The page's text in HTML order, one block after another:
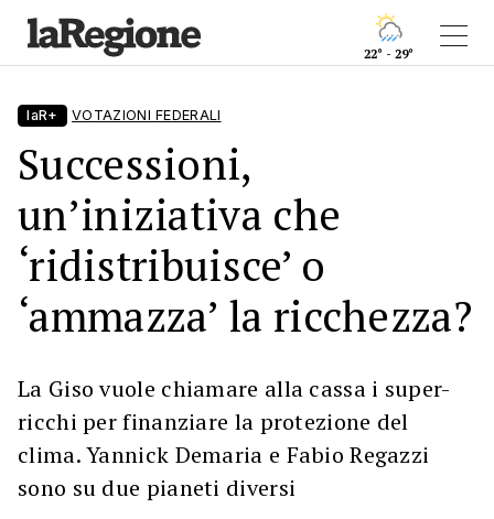
22° - 29°
laR+ VOTAZIONI FEDERALI
Successioni,
un’iniziativa che
‘ridistribuisce’ o
‘ammazza’ la ricchezza?
La Giso vuole chiamare alla cassa i super-
ricchi per finanziare la protezione del
clima. Yannick Demaria e Fabio Regazzi
sono su due pianeti diversi